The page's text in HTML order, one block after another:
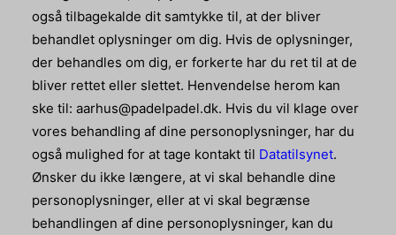
også tilbagekalde dit samtykke til, at der bliver
behandlet oplysninger om dig. Hvis de oplysninger,
der behandles om dig, er forkerte har du ret til at de
bliver rettet eller slettet. Henvendelse herom kan
ske til: aarhus@padelpadel.dk. Hvis du vil klage over
vores behandling af dine personoplysninger, har du
også mulighed for at tage kontakt til Datatilsynet.
Ønsker du ikke længere, at vi skal behandle dine
personoplysninger, eller at vi skal begrænse
behandlingen af dine personoplysninger, kan du